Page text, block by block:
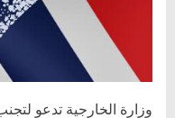
وزارة الخارجية تدعو